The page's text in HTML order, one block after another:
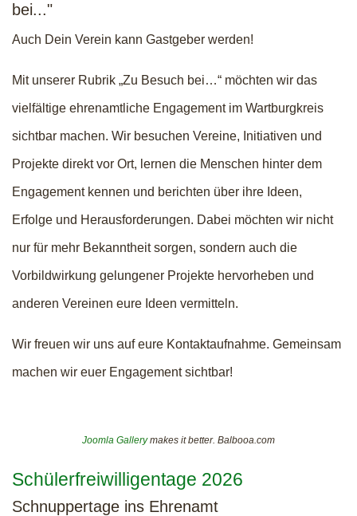
bei..."
Auch Dein Verein kann Gastgeber werden!
Mit unserer Rubrik „Zu Besuch bei…“ möchten wir das
vielfältige ehrenamtliche Engagement im Wartburgkreis
sichtbar machen. Wir besuchen Vereine, Initiativen und
Projekte direkt vor Ort, lernen die Menschen hinter dem
Engagement kennen und berichten über ihre Ideen,
Erfolge und Herausforderungen. Dabei möchten wir nicht
nur für mehr Bekanntheit sorgen, sondern auch die
Vorbildwirkung gelungener Projekte hervorheben und
anderen Vereinen eure Ideen vermitteln.
Wir freuen wir uns auf eure Kontaktaufnahme. Gemeinsam
machen wir euer Engagement sichtbar!
Joomla Gallerymakes it better. Balbooa.com
Schülerfreiwilligentage 2026
Schnuppertage ins Ehrenamt